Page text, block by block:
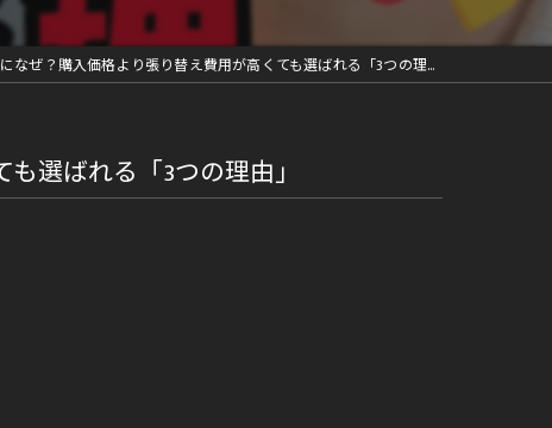
ぜ？購入価格より張り替え費用が高くても選ばれる「3つの理由」
選ばれる「3つの理由」